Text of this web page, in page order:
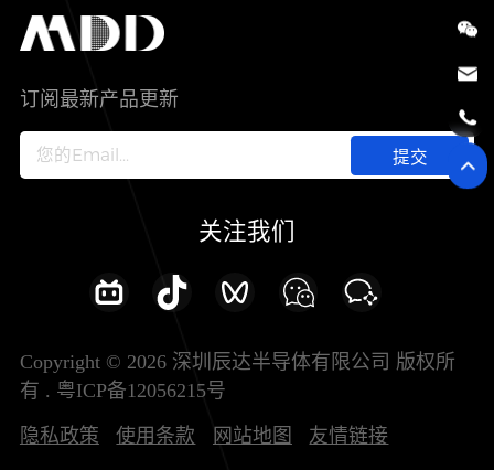
IC
智能家居
新兴行业
其他信息(PCN)
加入我们
订阅最新产品更新
提交
关注我们
Copyright © 2026 深圳辰达半导体有限公司 版权所
有 . 粤ICP备12056215号
隐私政策 使用条款 网站地图 友情链接